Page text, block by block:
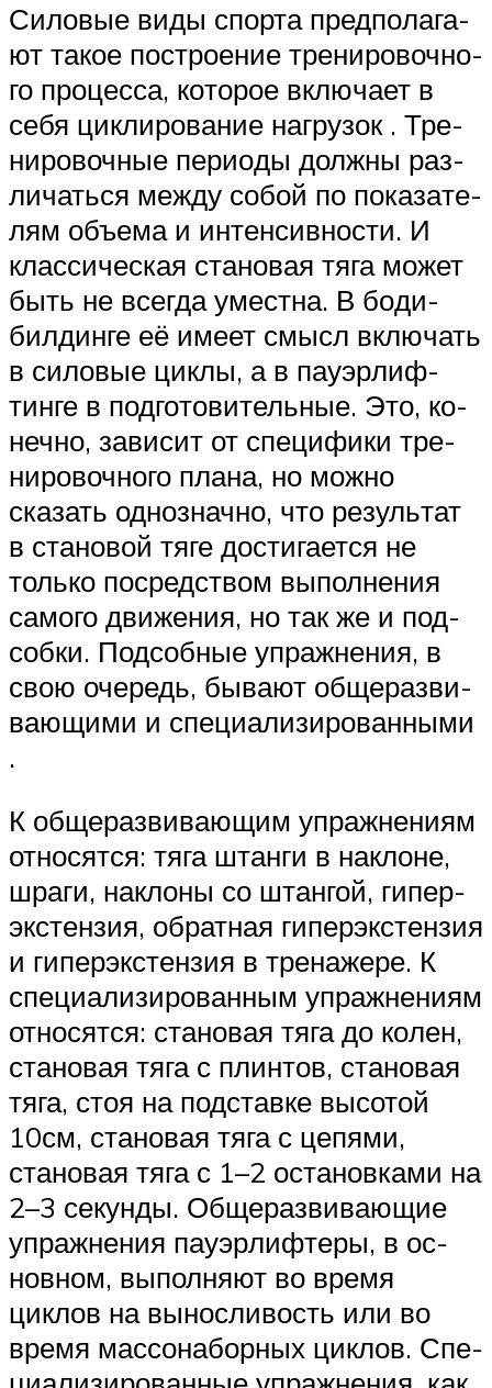
Силовые виды спорта пред­по­ла­га­
ют такое пост­ро­е­ние тре­ни­ро­воч­но­
го про­цес­са, ко­то­рое вклю­ча­ет в
себя цик­ли­ро­ва­ние наг­ру­зок . Тре­
ни­ро­воч­ные пе­ри­о­ды должны раз­
ли­чать­ся между собой по по­ка­за­те­
лям объема и ин­тен­сив­нос­ти. И
клас­си­чес­кая ста­но­вая тя­га может
быть не всегда умест­на. В бо­ди­
бил­дин­ге её име­ет смысл вклю­чать
в силовые циклы, а в пауэр­лиф­
тин­ге в под­го­то­ви­тель­ные. Это, ко­
неч­но, за­ви­сит от спе­ци­фи­ки тре­
ни­ро­воч­но­го плана, но можно
сказать од­ноз­нач­но, что ре­зуль­тат
в ста­но­вой тяге дос­ти­га­ет­ся не
только пос­редст­вом вы­пол­не­ния
са­мо­го дви­же­ния, но так же и под­
соб­ки. Под­соб­ные уп­раж­не­ния, в
свою оче­редь, бы­ва­ют об­ще­раз­ви­
ва­ю­щи­ми и спе­ци­а­ли­зи­ро­ван­ны­ми
.
К об­ще­раз­ви­ва­ю­щим уп­раж­не­ни­ям
от­но­сят­ся: тя­га штан­ги в нак­ло­не,
шра­ги, нак­ло­ны со штан­гой, ги­пер­
экс­тен­зия, об­рат­ная ги­пер­экс­тен­зия
и ги­пер­экс­тен­зия в тре­на­же­ре. К
спе­ци­а­ли­зи­ро­ван­ным уп­раж­не­ни­ям
от­но­сят­ся: становая тяга до ко­лен,
становая тяга с плин­тов, становая
тяга, стоя на под­с­тав­ке высотой
10см, становая тяга с цепями,
становая тяга с 1–2 ос­та­нов­ка­ми на
2–3 секунды. Об­ще­раз­ви­ва­ю­щие
уп­раж­не­ния пауэр­лиф­те­ры, в ос­
нов­ном, выполняют во время
циклов на вы­нос­ли­вость или во
время мас­со­на­бор­ных циклов. Спе­